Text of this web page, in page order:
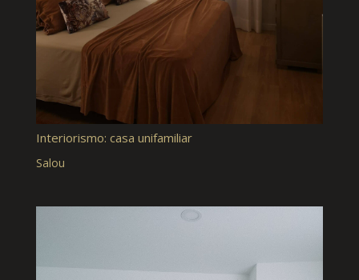
Interiorismo: casa unifamiliar
Salou